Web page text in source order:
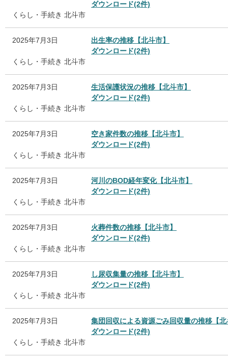
ダウンロード(2件)
くらし・手続き 北斗市
2025年7月3日
出生率の推移【北斗市】
ダウンロード(2件)
くらし・手続き 北斗市
2025年7月3日
生活保護状況の推移【北斗市】
ダウンロード(2件)
くらし・手続き 北斗市
2025年7月3日
空き家件数の推移【北斗市】
ダウンロード(2件)
くらし・手続き 北斗市
2025年7月3日
河川のBOD経年変化【北斗市】
ダウンロード(2件)
くらし・手続き 北斗市
2025年7月3日
火葬件数の推移【北斗市】
ダウンロード(2件)
くらし・手続き 北斗市
2025年7月3日
し尿収集量の推移【北斗市】
ダウンロード(2件)
くらし・手続き 北斗市
2025年7月3日
集団回収による資源ごみ回収量の推移【
ダウンロード(2件)
くらし・手続き 北斗市